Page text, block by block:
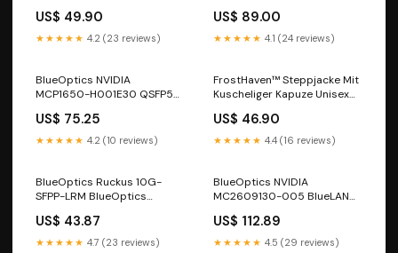
Pantalonhose Größe:2XL
US$ 49.90
★★★★★ 4.2 (23 reviews)
US$ 89.00
★★★★★ 4.1 (24 reviews)
BlueOptics NVIDIA
MCP1650-H001E30 QSFP56
200Gb/s,30AWG, 1 Meter
Taschenrechner
US$ 75.25
★★★★★ 4.2 (10 reviews)
FrostHaven™ Steppjacke Mit
Kuscheliger Kapuze Unisex
US$ 46.90
★★★★★ 4.4 (16 reviews)
BlueOptics Ruckus 10G-
SFPP-LRM BlueOptics
Transceiver, 10GBASE-LRM,
Multimode Fiber, 1310nm,
US$ 43.87
★★★★★ 4.7 (23 reviews)
BlueOptics NVIDIA
MC2609130-005 BlueLAN
QSFP auf 4x10GBASE-CR
SFP+ Direct Attach Breakout
US$ 112.89
★★★★★ 4.5 (29 reviews)